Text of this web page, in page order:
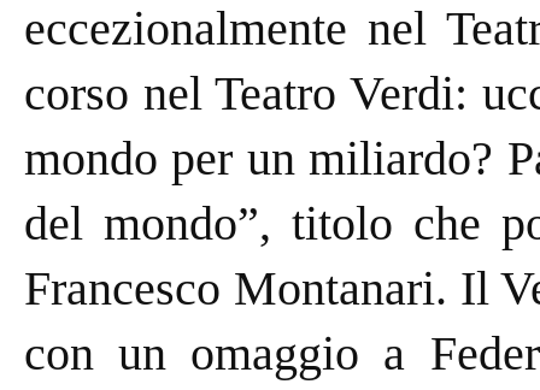
eccezionalmente nel
corso nel Teatro Verdi:
mondo per un miliardo?
del mondo”, titolo che
Francesco Montanari. Il
con un omaggio a